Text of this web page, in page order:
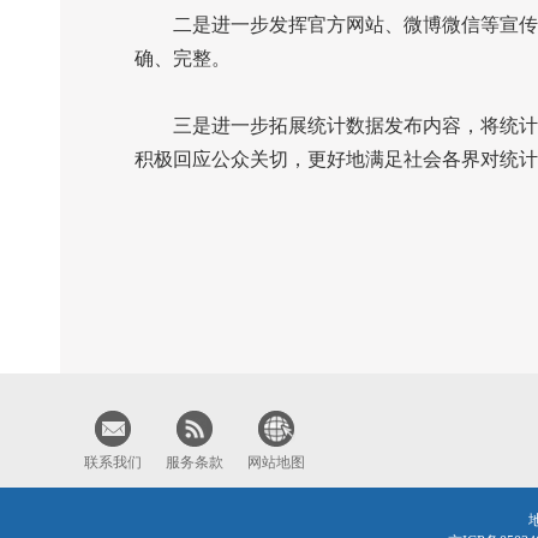
二是进一步发挥官方网站、微博微信等宣传
确、完整。
三是进一步拓展统计数据发布内容，将统计
积极回应公众关切，更好地满足社会各界对统
联系我们 服务条款 网站地图